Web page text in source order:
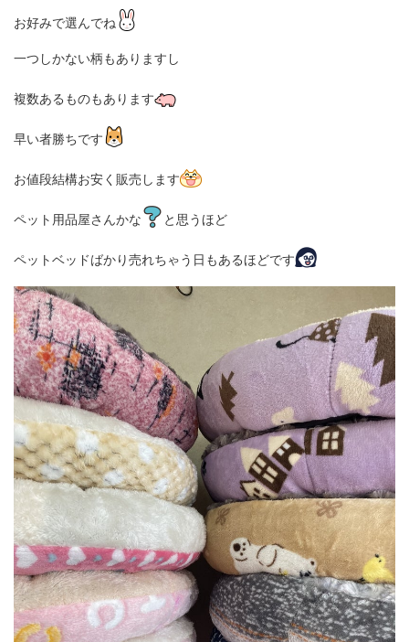
お好みで選んでね
一つしかない柄もありますし
複数あるものもあります
早い者勝ちです
お値段結構お安く販売します
ペット用品屋さんかな と思うほど
ペットベッドばかり売れちゃう日もあるほどです